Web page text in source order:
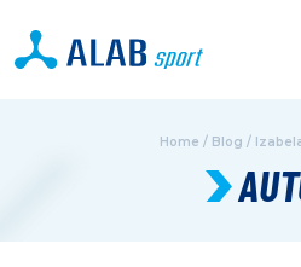
Home / Blog /